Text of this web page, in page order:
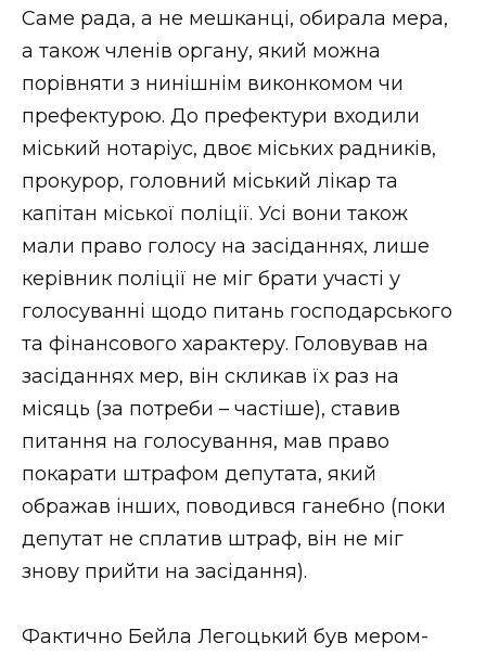
Саме рада, а не мешканці, обирала мера,
а також членів органу, який можна
порівняти з нинішнім виконкомом чи
префектурою. До префектури входили
міський нотаріус, двоє міських радників,
прокурор, головний міський лікар та
капітан міської поліції. Усі вони також
мали право голосу на засіданнях, лише
керівник поліції не міг брати участі у
голосуванні щодо питань господарського
та фінансового характеру. Головував на
засіданнях мер, він скликав їх раз на
місяць (за потреби – частіше), ставив
питання на голосування, мав право
покарати штрафом депутата, який
ображав інших, поводився ганебно (поки
депутат не сплатив штраф, він не міг
знову прийти на засідання).
Фактично Бейла Легоцький був мером-